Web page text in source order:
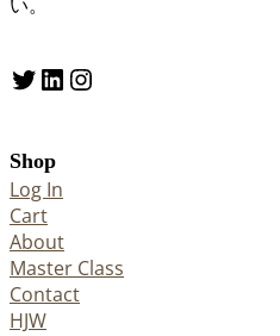
Twitter LinkedIn Instagram
Shop
Log In
Cart
About
Master Class
Contact
HJW